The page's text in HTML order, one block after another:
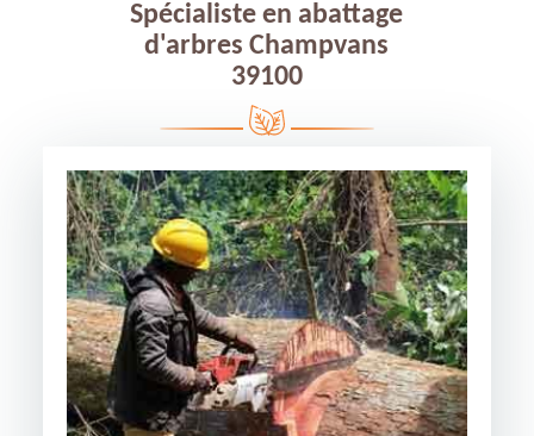
Spécialiste en abattage
d'arbres Champvans
39100